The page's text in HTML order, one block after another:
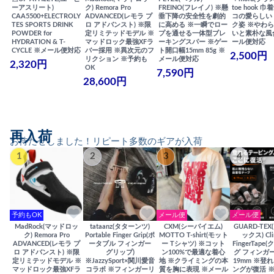
ーアスリート)
CAA5500+ELECTROLY
TES SPORTS DRINK
POWDER for
HYDRATION & T-
CYCLE ※メール便対応
2,320円
ク) Remora Pro
ADVANCED(レモラ プ
ロ アドバンスト) ※限
定リミテッドモデル ※
マッドロック最強XFラ
バー採用 ※異次元のフ
リクション ※予約も
OK
28,600円
FREINO(フレイノ) ※懸
垂下降の安全性を劇的
に高める ※一瞬でロー
プを通せる一体型ブレ
ーキングスパー ※ゲー
ト開口幅15mm 85g ※
メール便対応
7,590円
toe hook 巾
コの愛らしい
ク姿 ※やわ
いと素朴な
ール便対応
2,500円
お待たせしました！リピート多数のギアが入荷
再入荷
1
予約もOK
MadRock(マッドロッ
ク) Remora Pro
ADVANCED(レモラ プ
ロ アドバンスト) ※限
定リミテッドモデル ※
マッドロック最強XFラ
2
tataanz(タターンツ)
Portable Finger Grip(ポ
ータブル フィンガー
グリップ)
※JazzySport×関川愛音
コラボ ※フィンガーリ
3
メール便
CXM(シーバイエム)
MOTTO T-shirt(モット
ー Tシャツ) ※コット
ン100%で最適な着心
地 ※クライミングの本
質を胸に表現 ※メール
4
メール便
GUARD-
ックス)
FingerTape(
グ フィンガ
19mm ※登れ
ングが復活